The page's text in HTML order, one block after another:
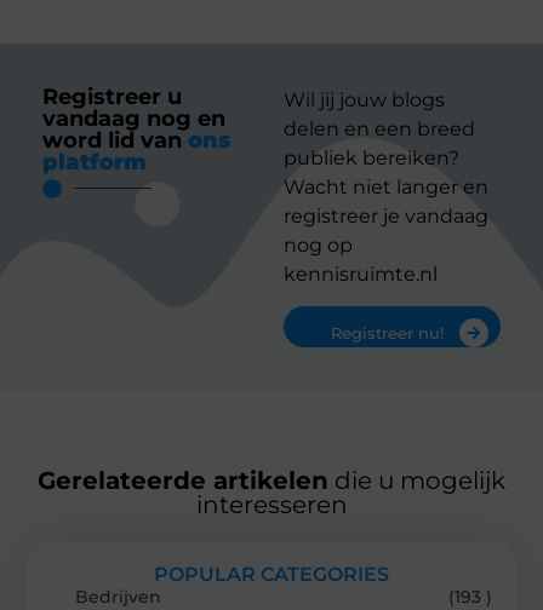
Registreer u
vandaag nog en
word lid van ons
platform
Wil jij jouw blogs
delen en een breed
publiek bereiken?
Wacht niet langer en
registreer je vandaag
nog op
kennisruimte.nl
Registreer nu!
Gerelateerde artikelen die u mogelijk
interesseren
POPULAR CATEGORIES
Bedrijven
(193 )